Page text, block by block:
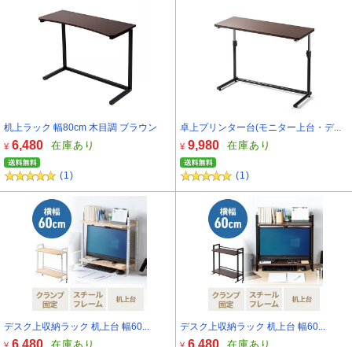
机上ラック 幅80cm 木目調 ブラウン
¥ 6,480 在庫あり
(1)
卓上プリンター台(モニター上台・デ...
¥ 9,980 在庫あり
(1)
デスク上収納ラック 机上台 幅60...
6,480 在庫あり
デスク上収納ラック 机上台 幅60...
6,480 在庫あり